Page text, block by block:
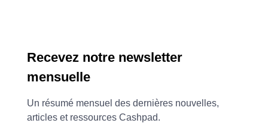
Recevez notre newsletter
mensuelle
Un résumé mensuel des dernières nouvelles,
articles et ressources Cashpad.